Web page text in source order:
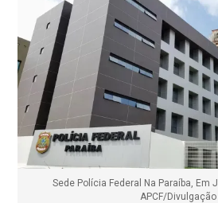
Sede Polícia Federal Na Paraíba, Em
APCF/Divulgação